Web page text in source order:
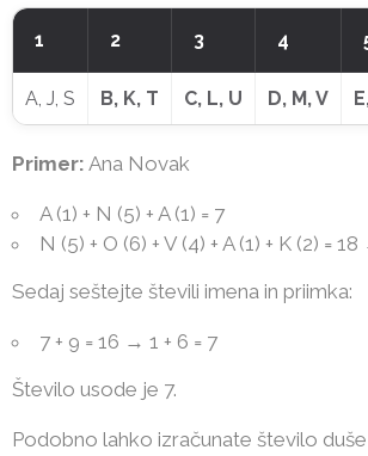
1 2 3 4
A, J, S B, K, T C, L, U D, M, V
Primer: Ana Novak
A (1) + N (5) + A (1) = 7
N (5) + O (6) + V (4) + A (1) + K (2) =
Sedaj seštejte števili imena in priimka:
7 + 9 = 16 → 1 + 6 = 7
Število usode je 7.
Podobno lahko izračunate število